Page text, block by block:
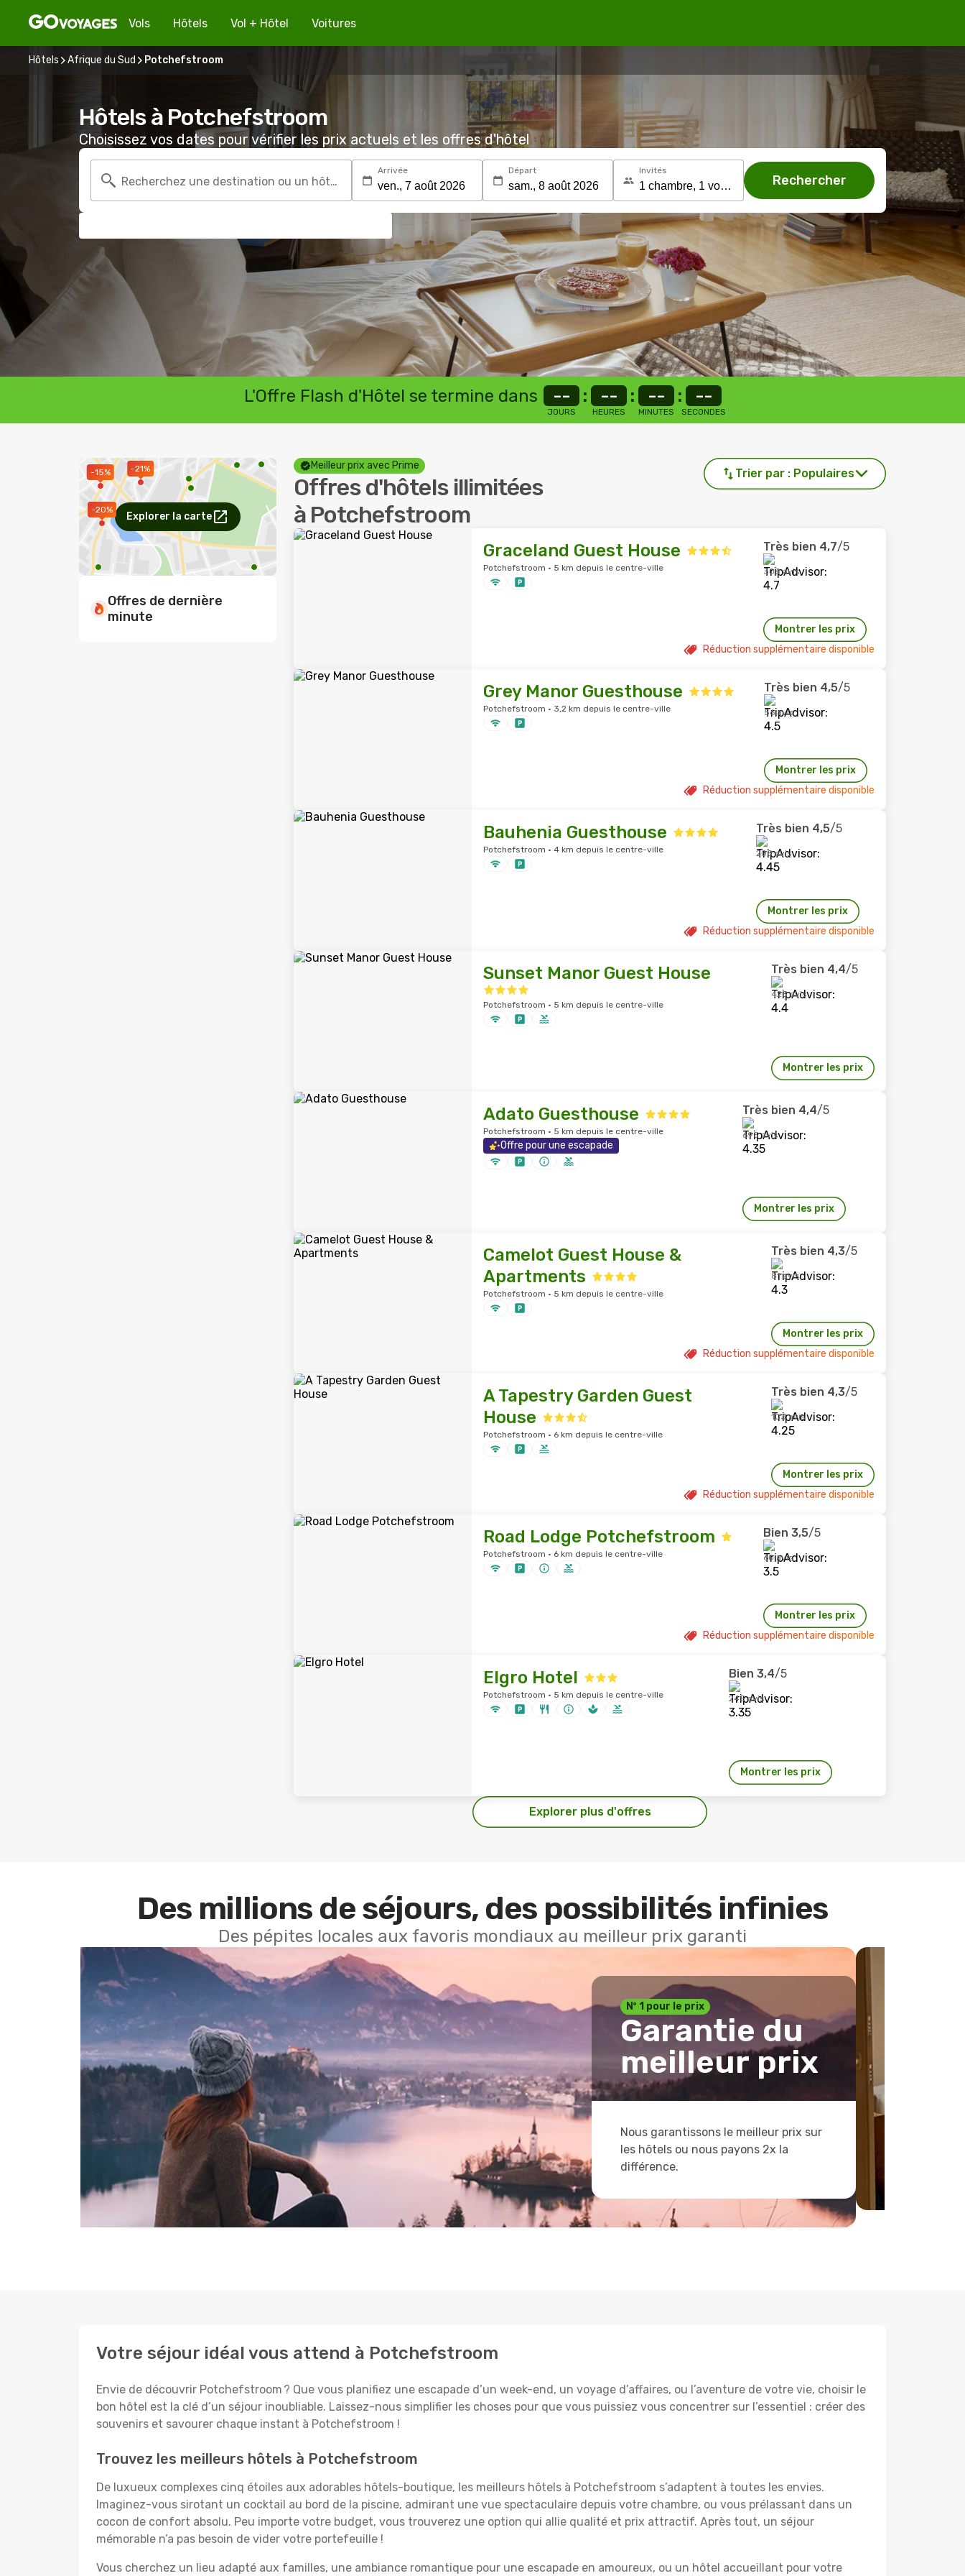
Vols Hôtels Vol + Hôtel Voitures
Hôtels Afrique du Sud Potchefstroom
Hôtels à Potchefstroom
Choisissez vos dates pour vérifier les prix actuels et les offres d'hôtel
Recherchez une destination ou un hôtel
Arrivée Départ Invités
Rechercher
L'Offre Flash d'Hôtel se termine dans --
JOURS
: --
HEURES
: --
MINUTES
: --
SECONDES
-21%
-20%
-15%
Explorer la carte
Offres de dernière
minute
Meilleur prix avec Prime
Offres d'hôtels illimitées
à Potchefstroom
Trier par : Populaires
Graceland Guest House
Potchefstroom · 5 km depuis le centre-ville
Très bien 4,7/5
308 avis
Montrer les prix
Réduction supplémentaire disponible
Grey Manor Guesthouse
Potchefstroom · 3,2 km depuis le centre-ville
Très bien 4,5/5
56 avis
Montrer les prix
Réduction supplémentaire disponible
Bauhenia Guesthouse
Potchefstroom · 4 km depuis le centre-ville
Très bien 4,5/5
208 avis
Montrer les prix
Réduction supplémentaire disponible
Sunset Manor Guest House
Potchefstroom · 5 km depuis le centre-ville
Très bien 4,4/5
423 avis
Montrer les prix
Adato Guesthouse
Potchefstroom · 5 km depuis le centre-ville
Offre pour une escapade
Très bien 4,4/5
695 avis
Montrer les prix
Camelot Guest House &
Apartments
Potchefstroom · 5 km depuis le centre-ville
Très bien 4,3/5
81 avis
Montrer les prix
Réduction supplémentaire disponible
A Tapestry Garden Guest
House
Potchefstroom · 6 km depuis le centre-ville
Très bien 4,3/5
103 avis
Montrer les prix
Réduction supplémentaire disponible
Road Lodge Potchefstroom
Potchefstroom · 6 km depuis le centre-ville
Bien 3,5/5
60 avis
Montrer les prix
Réduction supplémentaire disponible
Elgro Hotel
Potchefstroom · 5 km depuis le centre-ville
Bien 3,4/5
245 avis
Montrer les prix
Explorer plus d'offres
Des millions de séjours, des possibilités infinies
Des pépites locales aux favoris mondiaux au meilleur prix garanti
Nº 1 pour le prix
Garantie du
meilleur prix
Nous garantissons le meilleur prix sur
les hôtels ou nous payons 2x la
différence.
Votre séjour idéal vous attend à Potchefstroom
Envie de découvrir Potchefstroom ? Que vous planifiez une escapade d’un week-end, un voyage d’affaires, ou l’aventure de votre vie, choisir le
bon hôtel est la clé d’un séjour inoubliable. Laissez-nous simplifier les choses pour que vous puissiez vous concentrer sur l’essentiel : créer des
souvenirs et savourer chaque instant à Potchefstroom !
Trouvez les meilleurs hôtels à Potchefstroom
De luxueux complexes cinq étoiles aux adorables hôtels-boutique, les meilleurs hôtels à Potchefstroom s’adaptent à toutes les envies.
Imaginez-vous sirotant un cocktail au bord de la piscine, admirant une vue spectaculaire depuis votre chambre, ou vous prélassant dans un
cocon de confort absolu. Peu importe votre budget, vous trouverez une option qui allie qualité et prix attractif. Après tout, un séjour
mémorable n’a pas besoin de vider votre portefeuille !
Vous cherchez un lieu adapté aux familles, une ambiance romantique pour une escapade en amoureux, ou un hôtel accueillant pour votre